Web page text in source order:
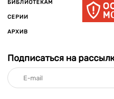
БИБЛИОТЕКАМ
СЕРИИ
АРХИВ
Подписаться на